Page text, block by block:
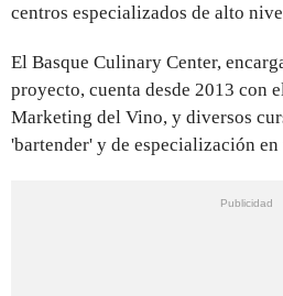
centros especializados de alto
El Basque Culinary Center,
proyecto, cuenta desde 2013 con
Marketing del Vino, y diversos
'bartender' y de especialización en